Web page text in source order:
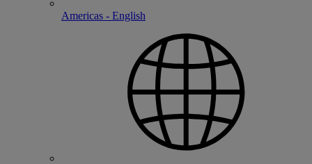
Americas - English